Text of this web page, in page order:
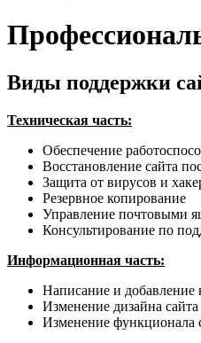
Виды поддержки
Техническая часть:
Обеспечение
Восстановление сайта
Защита от вирусов и
Резервное копирование
Управление почтовыми
Консультирование по
Информационная часть:
Написание и добавление
Изменение дизайна
Изменение функционала